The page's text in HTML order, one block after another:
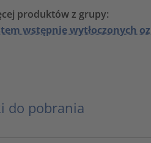
produktów z grupy:
wstępnie wytłoczonych
do pobrania